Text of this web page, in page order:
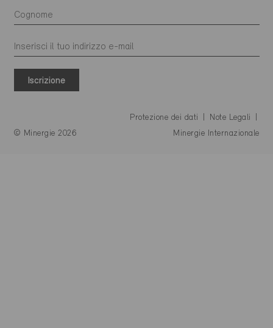
Iscrizione
© Minergie 2026
Protezione dei dati
Note Legali
Minergie Internazionale